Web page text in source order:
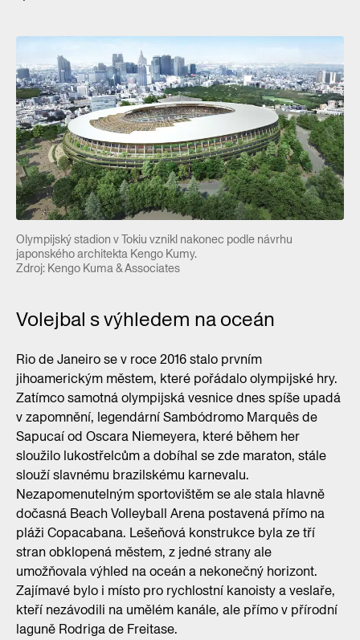
Olympijský stadion v Tokiu vznikl nakonec podle návrhu
japonského architekta Kengo Kumy.
Zdroj: Kengo Kuma & Associates
Volejbal s výhledem na oceán
Rio de Janeiro se v roce 2016 stalo prvním
jihoamerickým městem, které pořádalo olympijské hry.
Zatímco samotná olympijská vesnice dnes spíše upadá
v zapomnění, legendární Sambódromo Marquês de
Sapucaí od Oscara Niemeyera, které během her
sloužilo lukostřelcům a dobíhal se zde maraton, stále
slouží slavnému brazilskému karnevalu.
Nezapomenutelným sportovištěm se ale stala hlavně
dočasná Beach Volleyball Arena postavená přímo na
pláži Copacabana. Lešeňová konstrukce byla ze tří
stran obklopená městem, z jedné strany ale
umožňovala výhled na oceán a nekonečný horizont.
Zajímavé bylo i místo pro rychlostní kanoisty a veslaře,
kteří nezávodili na umělém kanále, ale přímo v přírodní
laguně Rodriga de Freitase.